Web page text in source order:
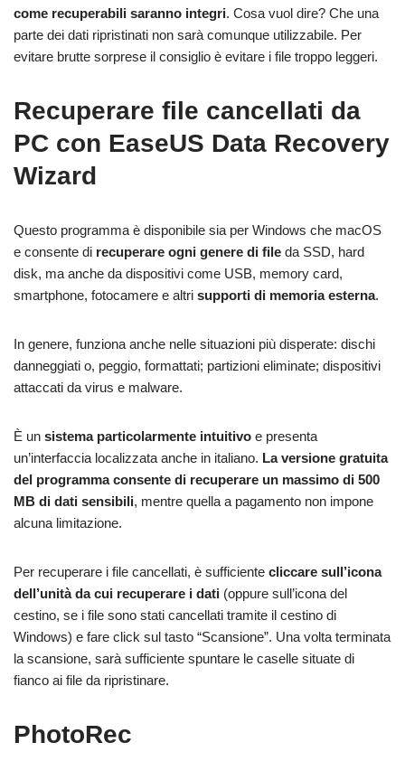
come recuperabili saranno integri. Cosa vuol dire? Che una
parte dei dati ripristinati non sarà comunque utilizzabile. Per
evitare brutte sorprese il consiglio è evitare i file troppo leggeri.
Recuperare file cancellati da
PC con EaseUS Data Recovery
Wizard
Questo programma è disponibile sia per Windows che macOS
e consente di recuperare ogni genere di file da SSD, hard
disk, ma anche da dispositivi come USB, memory card,
smartphone, fotocamere e altri supporti di memoria esterna.
In genere, funziona anche nelle situazioni più disperate: dischi
danneggiati o, peggio, formattati; partizioni eliminate; dispositivi
attaccati da virus e malware.
È un sistema particolarmente intuitivo e presenta
un’interfaccia localizzata anche in italiano. La versione gratuita
del programma consente di recuperare un massimo di 500
MB di dati sensibili, mentre quella a pagamento non impone
alcuna limitazione.
Per recuperare i file cancellati, è sufficiente cliccare sull’icona
dell’unità da cui recuperare i dati (oppure sull’icona del
cestino, se i file sono stati cancellati tramite il cestino di
Windows) e fare click sul tasto “Scansione”. Una volta terminata
la scansione, sarà sufficiente spuntare le caselle situate di
fianco ai file da ripristinare.
PhotoRec